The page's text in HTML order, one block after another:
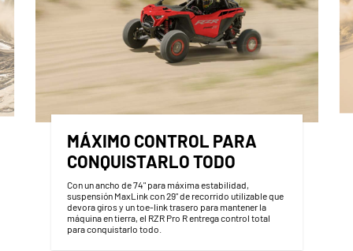
MÁXIMO CONTROL PARA
CONQUISTARLO TODO
Con un ancho de 74" para máxima estabilidad,
suspensión MaxLink con 29" de recorrido utilizable que
devora giros y un toe-link trasero para mantener la
máquina en tierra, el RZR Pro R entrega control total
para conquistarlo todo.